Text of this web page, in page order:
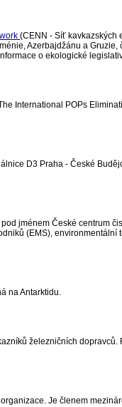
(CENN - Síť kavkazských
Azerbajdžánu a Gruzie,
o ekologické
International POPs
D3 Praha - České
jménem České centrum
(EMS), environmentální
na Antarktidu.
železničních
Je členem